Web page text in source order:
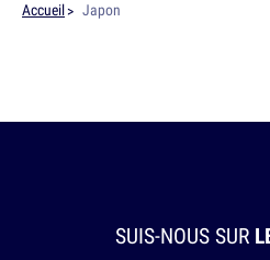
Accueil Japon
SUIS-NOUS SUR